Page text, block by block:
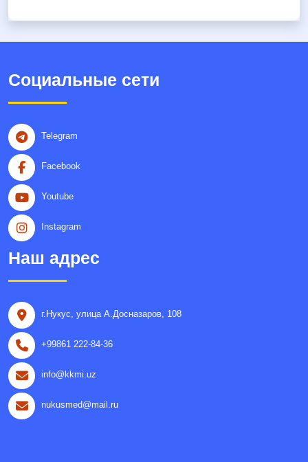
Социальные сети
Telegram
Facebook
Youtube
Instagram
Наш адрес
г.Нукус, улица A.Досназаров, 108
+99861 222-84-36
info@kkmi.uz
nukusmed@mail.ru